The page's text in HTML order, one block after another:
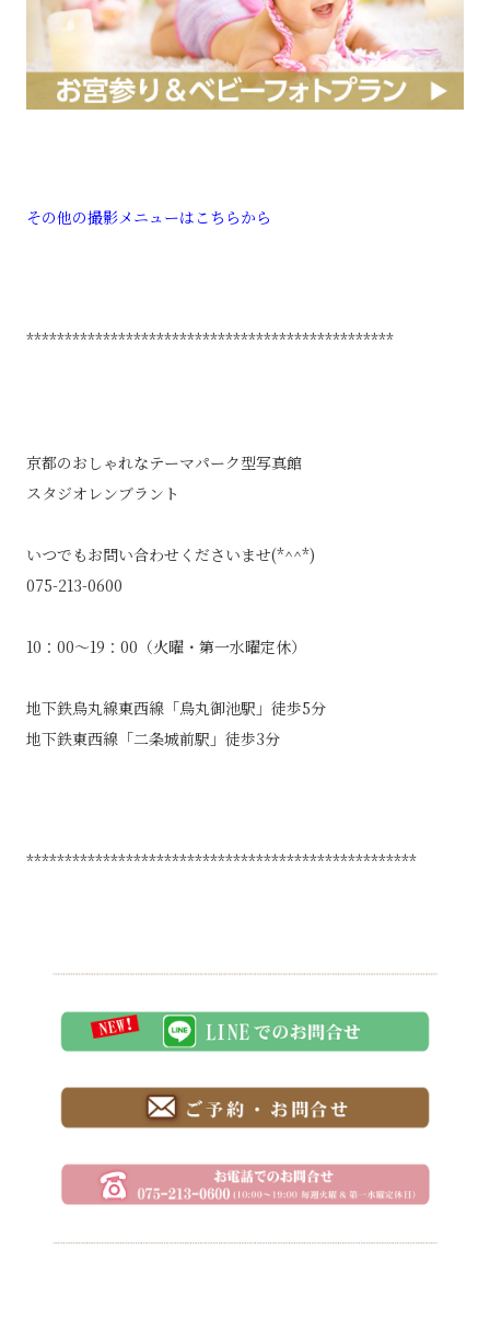
その他の撮影メニューはこちらから
************************************************
京都のおしゃれなテーマパーク型写真館
スタジオレンブラント
いつでもお問い合わせくださいませ(*^^*)
075-213-0600
10：00～19：00（火曜・第一水曜定休）
地下鉄烏丸線東西線「烏丸御池駅」徒歩5分
地下鉄東西線「二条城前駅」徒歩3分
***************************************************